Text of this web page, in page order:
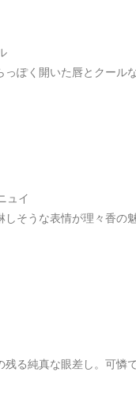
ぽく開いた唇とクール
ュイ
そうな表情が理々香
る純真な眼差し。可憐